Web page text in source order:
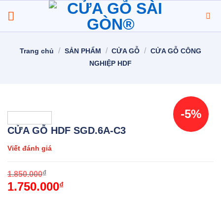
đến
nội
Trang chủ / SẢN PHẨM / CỬA GỖ / CỬA GỖ CÔNG
NGHIỆP HDF
-5%
CỬA GỖ HDF SGD.6A-C3
Viết đánh giá
1.850.000₫
1.750.000₫